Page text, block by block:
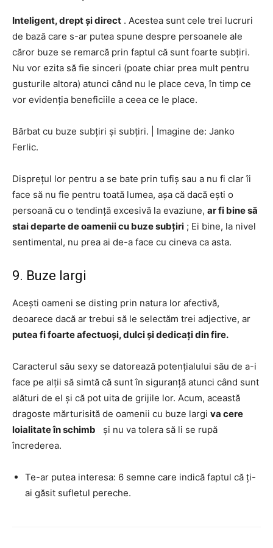
Inteligent, drept și direct . Acestea sunt cele trei lucruri
de bază care s-ar putea spune despre persoanele ale
căror buze se remarcă prin faptul că sunt foarte subțiri.
Nu vor ezita să fie sinceri (poate chiar prea mult pentru
gusturile altora) atunci când nu le place ceva, în timp ce
vor evidenția beneficiile a ceea ce le place.
Bărbat cu buze subțiri și subțiri.
Imagine de: Janko
Ferlic.
Disprețul lor pentru a se bate prin tufiș sau a nu fi clar îi
face să nu fie pentru toată lumea, așa că dacă ești o
persoană cu o tendință excesivă la evaziune, ar fi bine să
stai departe de oamenii cu buze subțiri ; Ei bine, la nivel
sentimental, nu prea ai de-a face cu cineva ca asta.
9. Buze largi
Acești oameni se disting prin natura lor afectivă,
deoarece dacă ar trebui să le selectăm trei adjective, ar
putea fi foarte afectuoși, dulci și dedicați din fire.
Caracterul său sexy se datorează potențialului său de a-i
face pe alții să simtă că sunt în siguranță atunci când sunt
alături de el și că pot uita de grijile lor. Acum, această
dragoste mărturisită de oamenii cu buze largi va cere
loialitate în schimb și nu va tolera să li se rupă
încrederea.
Te-ar putea interesa: 6 semne care indică faptul că ți-
ai găsit sufletul pereche.